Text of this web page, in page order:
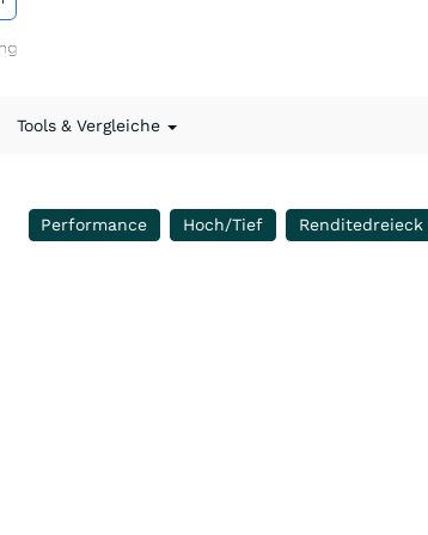
Tools & Vergleiche
Performance Hoch/Tief Renditedreieck